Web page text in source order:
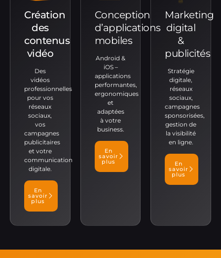
Création
des
contenus
vidéo
Des
vidéos
professionnelles
pour vos
réseaux
sociaux,
vos
campagnes
publicitaires
et votre
communication
digitale.
En
savoir
plus
Conception
d’applications
mobiles
Android &
iOS –
applications
performantes,
ergonomiques
et
adaptées
à votre
business.
En
savoir
plus
Marketing
digital
&
publicités
Stratégie
digitale,
réseaux
sociaux,
campagnes
sponsorisées,
gestion de
la visibilité
en ligne.
En
savoir
plus